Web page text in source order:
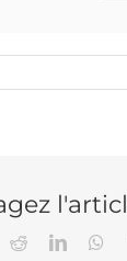
Reddit